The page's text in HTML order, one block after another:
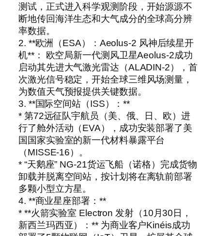
测试，正式进入科学观测阶段，开始源源不
断地传回海洋生态和大气成分的全球高分辨
率数据。
2. **欧洲（ESA）：Aeolus-2 风神后续星开
机**： 欧空局新一代测风卫星Aeolus-2成功
启动其先进大气激光雷达（ALADIN-2），首
次激光信号稳定，开始全球三维风场测量，
为数值天气预报提供关键数据。
3. **国际空间站（ISS）：**
* 第72远征队宇航员（美、俄、日、欧）进
行了舱外活动（EVA），成功安装部署了美
国国家实验室的新一代材料暴露平台
（MISSE-16）。
* “天鹅座” NG-21货运飞船（诺格）完成货物
卸载并脱离空间站，按计划将在离轨前部署
多颗小型立方星。
4. **商业星座部署：**
* **火箭实验室 Electron 发射（10月30日，
新西兰玛西亚）：** 为商业客户Kinéis成功